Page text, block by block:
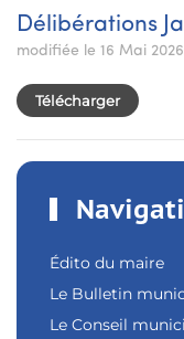
Délibérations
modifiée le 16 Mai 2026
Télécharger
Édito du maire
Le Bulletin
Le Conseil